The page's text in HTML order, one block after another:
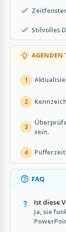
Stilvolles
AGENDEN
1
2
3
sein.
4
FAQ
Ist diese
Ja, sie